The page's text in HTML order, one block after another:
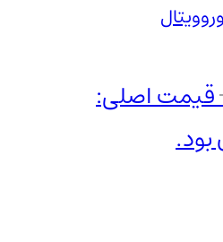
قیمت اصلی: